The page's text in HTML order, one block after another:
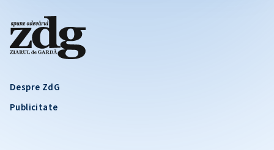
Despre ZdG
Publicitate